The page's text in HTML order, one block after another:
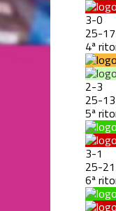
3-0
25-17
4ª
2-3
25-13
5ª
3-1
25-21
6ª